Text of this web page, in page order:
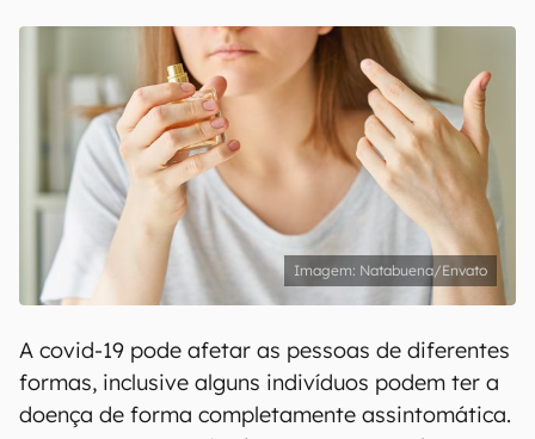
Natabuena/Envato
A covid-19 pode afetar as pessoas de diferentes
formas, inclusive alguns indivíduos podem ter a
doença de forma completamente assintomática.